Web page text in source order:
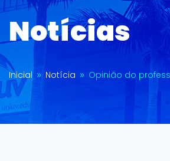
Notícias
Inicial 9 Notícia 9 Opinião do